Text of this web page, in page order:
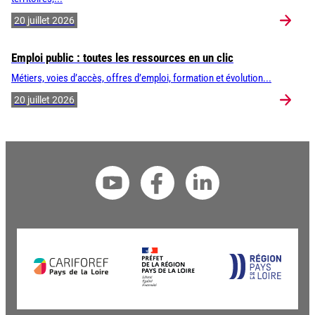
20 juillet 2026
Emploi public : toutes les ressources en un clic
Métiers, voies d’accès, offres d’emploi, formation et évolution...
20 juillet 2026